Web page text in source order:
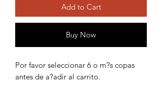
Add to Cart
Buy Now
Por favor seleccionar 6 o m?s copas
antes de a?adir al carrito.